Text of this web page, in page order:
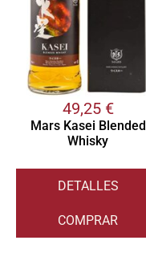
49,25 €
Mars Kasei Blended
Whisky
DETALLES
COMPRAR